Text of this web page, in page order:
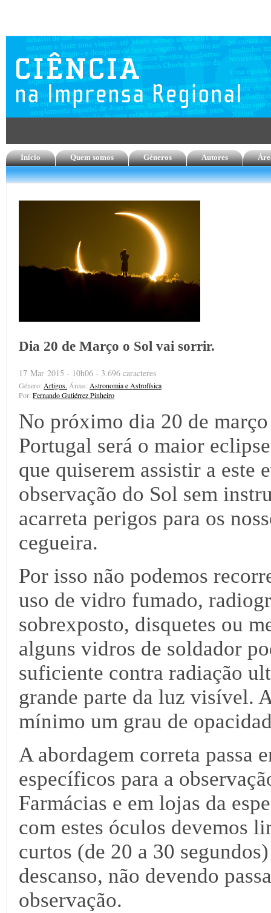
Início Quem somos Géneros Autores
Dia 20 de Março o Sol vai sorrir.
17 Mar 2015 - 10h06 - 3.696 caracteres
Género: Artigos. Áreas: Astronomia e Astrofísica
Por: Fernando Gutiérrez Pinheiro
No próximo dia 20 de
Portugal será o maior
que quiserem assistir a este
observação do Sol sem
acarreta perigos para os
cegueira.
Por isso não podemos
uso de vidro fumado,
sobrexposto, disquetes ou
alguns vidros de soldador
suficiente contra radiação
grande parte da luz visível.
mínimo um grau de
A abordagem correta
específicos para a
Farmácias e em lojas da
com estes óculos devemos
curtos (de 20 a 30
descanso, não devendo
observação.